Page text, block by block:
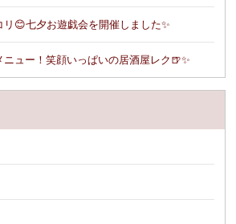
😊七夕お遊戯会を開催しました✨
ュー！笑顔いっぱいの居酒屋レク🍺✨